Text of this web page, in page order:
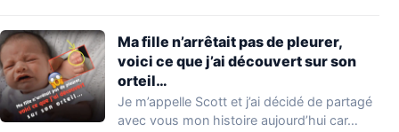
Ma fille n’arrêtait pas de pleurer,
voici ce que j’ai découvert sur son
orteil…
Je m’appelle Scott et j’ai décidé de partagé
avec vous mon histoire aujourd’hui car…